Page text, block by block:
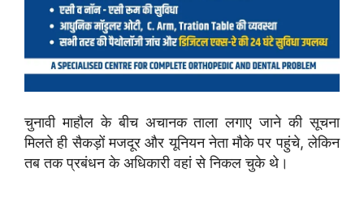
चुनावी माहौल के बीच अचानक ताला लगाए जाने की सूचना
मिलते ही सैकड़ों मजदूर और यूनियन नेता मौके पर पहुंचे, लेकिन
तब तक प्रबंधन के अधिकारी वहां से निकल चुके थे।